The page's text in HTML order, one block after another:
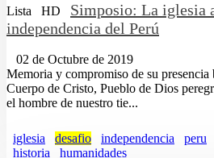
Lista HD Simposio: La iglesia
independencia del Perú
02 de Octubre de 2019
Memoria y compromiso de su presencia
Cuerpo de Cristo, Pueblo de Dios
el hombre de nuestro tie...
iglesia desafio independencia peru
historia
humanidades